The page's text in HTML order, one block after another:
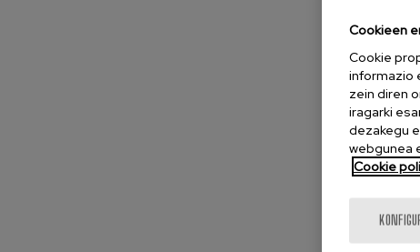
Cookieen
Cookie
informazio
zein diren
iragarki
dezakegu
webgunea
Cookie